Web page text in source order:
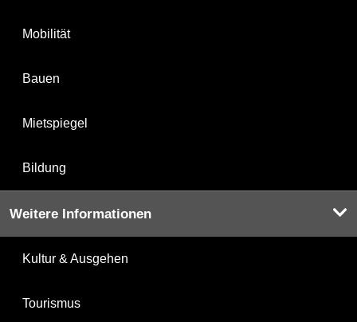
Mobilität
Bauen
Mietspiegel
Bildung
Weitere Informationen
Kultur & Ausgehen
Tourismus